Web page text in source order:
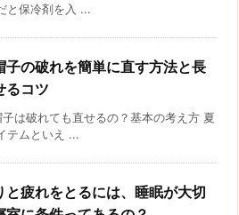
と保冷剤を入 ...
子の破れを簡単に直す方法と長
るコツ
は破れても直せるの？基本の考え方 夏
テムといえ ...
と疲れをとるには、睡眠が大切